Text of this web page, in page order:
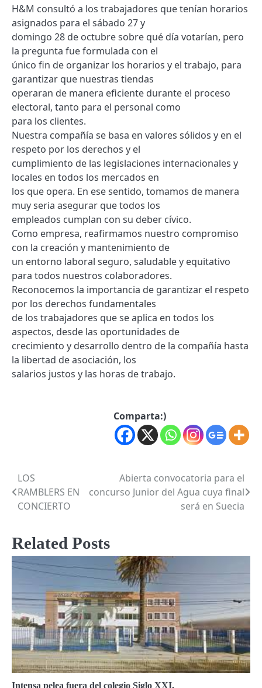
H&M consultó a los trabajadores que tenían horarios
asignados para el sábado 27 y
domingo 28 de octubre sobre qué día votarían, pero
la pregunta fue formulada con el
único fin de organizar los horarios y el trabajo, para
garantizar que nuestras tiendas
operaran de manera eficiente durante el proceso
electoral, tanto para el personal como
para los clientes.
Nuestra compañía se basa en valores sólidos y en el
respeto por los derechos y el
cumplimiento de las legislaciones internacionales y
locales en todos los mercados en
los que opera. En ese sentido, tomamos de manera
muy seria asegurar que todos los
empleados cumplan con su deber cívico.
Como empresa, reafirmamos nuestro compromiso
con la creación y mantenimiento de
un entorno laboral seguro, saludable y equitativo
para todos nuestros colaboradores.
Reconocemos la importancia de garantizar el respeto
por los derechos fundamentales
de los trabajadores que se aplica en todos los
aspectos, desde las oportunidades de
crecimiento y desarrollo dentro de la compañía hasta
la libertad de asociación, los
salarios justos y las horas de trabajo.
Comparta:)
Post
navigation
LOS
RAMBLERS EN
CONCIERTO
Abierta convocatoria para el
concurso Junior del Agua cuya final
será en Suecia
Related Posts
Intensa pelea fuera del colegio Siglo XXI.